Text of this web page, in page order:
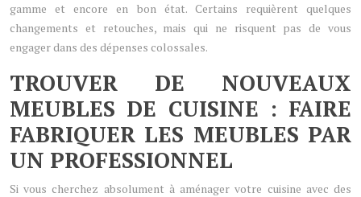
gamme et encore en bon état. Certains requièrent quelques
changements et retouches, mais qui ne risquent pas de vous
engager dans des dépenses colossales.
TROUVER DE NOUVEAUX
MEUBLES DE CUISINE : FAIRE
FABRIQUER LES MEUBLES PAR
UN PROFESSIONNEL
Si vous cherchez absolument à aménager votre cuisine avec des